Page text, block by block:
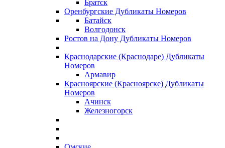
Братск
Оренбургские Дубликаты Номеров
Батайск
Волгодонск
Ростов на Дону Дубликаты Номеров
Краснодарские (Краснодаре) Дубликаты
Номеров
Армавир
Красноярские (Красноярске) Дубликаты
Номеров
Ачинск
Железногорск